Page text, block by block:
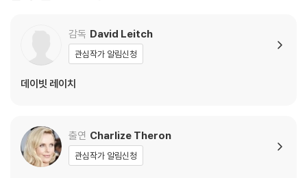
3) 렌티큘러 스틸북의 경우, 보호필름이 붙어 판매되기도 합니다. 보호필
름 손상에 의한 교환/반품은 불가합니다.
4) 본품 보호를 위해 노란색의 카톤 박스로 재포장한 경우, 카톤박스 손상
에 의한 교환/반품은 불가합니다.
환/반품이 제한될 수 있습니다.
※ 디스크 재생 불량
감독 David Leitch
관심작가 알림신청
데이빗 레이치
출연 Charlize Theron
관심작가 알림신청